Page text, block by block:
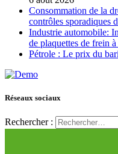
Consommation de la
contrôles sporadiques
Industrie automobile:
de plaquettes de frein
Pétrole : Le prix du
Réseaux sociaux
Rechercher :